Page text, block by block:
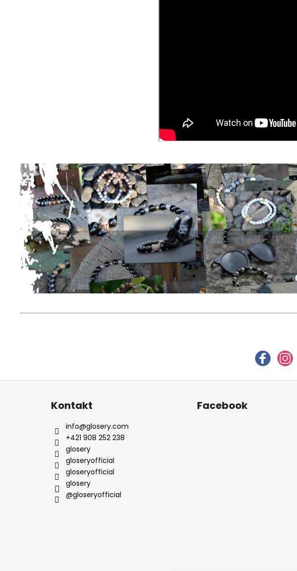
Z
Kontakt
info@glosery.com
+421 908 252 238
glosery
gloseryofficial
gloseryofficial
glosery
@gloseryofficial
Facebook